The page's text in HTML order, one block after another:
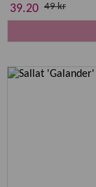
39.20 49 kr